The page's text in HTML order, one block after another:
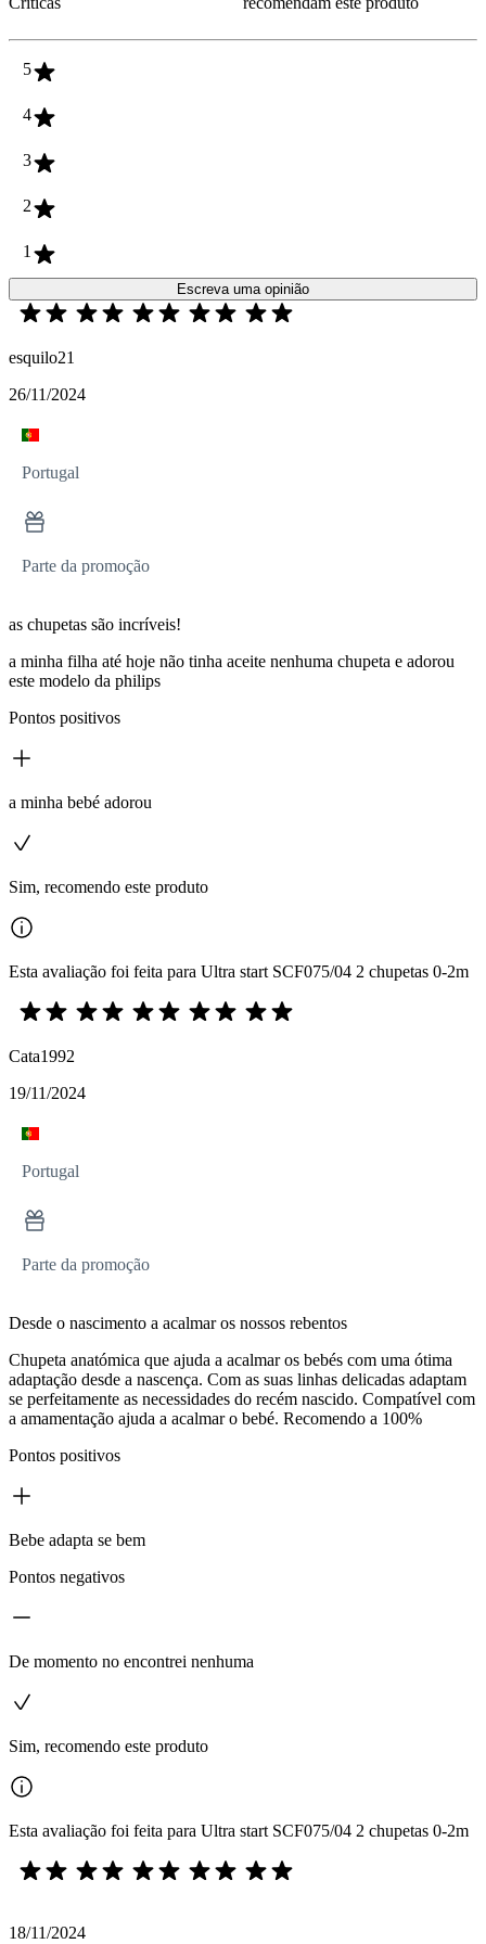
5
4
3
2
1
Escreva uma opinião
esquilo21
26/11/2024
Portugal
Parte da promoção
as chupetas são incríveis!
a minha filha até hoje não tinha aceite nenhuma chupeta e adorou
este modelo da philips
Pontos positivos
a minha bebé adorou
Sim, recomendo este produto
Esta avaliação foi feita para Ultra start SCF075/04 2 chupetas 0-2m
Cata1992
19/11/2024
Portugal
Parte da promoção
Desde o nascimento a acalmar os nossos rebentos
Chupeta anatómica que ajuda a acalmar os bebés com uma ótima
adaptação desde a nascença. Com as suas linhas delicadas adaptam
se perfeitamente as necessidades do recém nascido. Compatível com
a amamentação ajuda a acalmar o bebé. Recomendo a 100%
Pontos positivos
Bebe adapta se bem
Pontos negativos
De momento no encontrei nenhuma
Sim, recomendo este produto
Esta avaliação foi feita para Ultra start SCF075/04 2 chupetas 0-2m
18/11/2024